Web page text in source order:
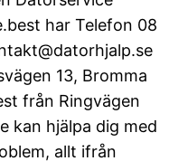
har Telefon 08
13, Bromma
från Ringvägen
kan hjälpa dig med
allt ifrån